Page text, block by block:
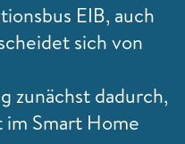
EIB, auch
sich von
zunächst dadurch,
im Smart Home